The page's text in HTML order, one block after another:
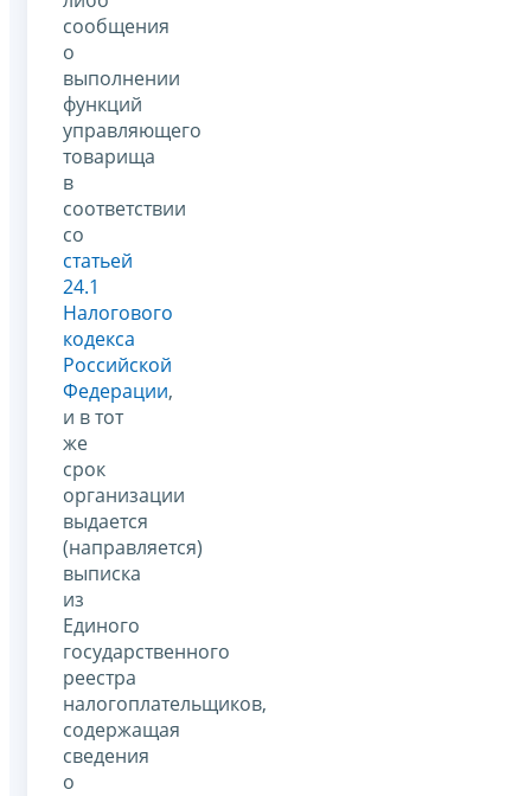
сообщения
о
выполнении
функций
управляющего
товарища
в
соответствии
со
статьей
24.1
Налогового
кодекса
Российской
Федерации,
и в тот
же
срок
организации
выдается
(направляется)
выписка
из
Единого
государственного
реестра
налогоплательщиков,
содержащая
сведения
о